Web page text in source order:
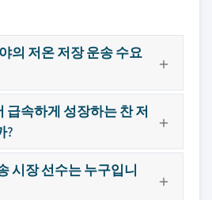
의 저온 저장 운송 수요
급속하게 성장하는 찬 저
?
시장 선수는 누구입니